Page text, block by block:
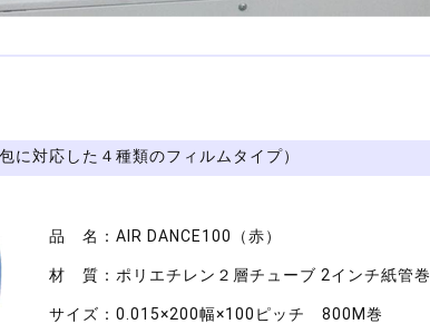
対応した４種類のフィルムタイプ）
品 名：AIR DANCE100（赤）
材 質：ポリエチレン２層チューブ 2インチ紙管巻
サイズ：0.015×200幅×100ピッチ 800M巻